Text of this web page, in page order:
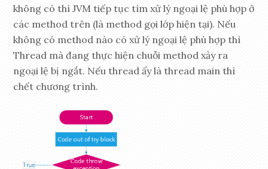
không có thì JVM tiếp tục tìm xử lý ngoại lệ phù hợp ở
các method trên (là method gọi lớp hiện tại). Nếu
không có method nào có xử lý ngoại lệ phù hợp thì
Thread mà đang thực hiện chuỗi method xảy ra
ngoại lệ bị ngắt. Nếu thread ấy là thread main thì
chết chương trình.